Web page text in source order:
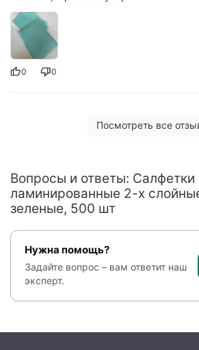
0 0
Посмотреть все
Вопросы и ответы: Салфетки
ламинированные 2-х
зеленые, 500 шт
Нужна помощь?
Задайте вопрос – вам ответит наш
эксперт.